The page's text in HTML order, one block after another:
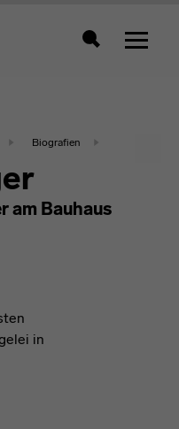
Zeigt
Biografien
am Bauhaus